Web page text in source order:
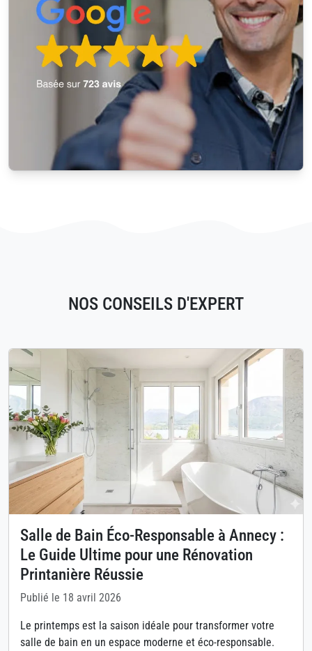
NOS CONSEILS D'EXPERT
Salle de Bain Éco-Responsable à Annecy :
Le Guide Ultime pour une Rénovation
Printanière Réussie
Publié le 18 avril 2026
Le printemps est la saison idéale pour transformer votre
salle de bain en un espace moderne et éco-responsable.